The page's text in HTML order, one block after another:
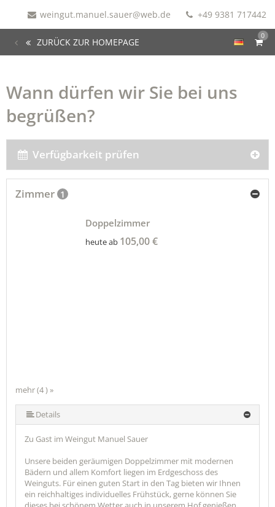
weingut.manuel.sauer@web.de +49 9381 717442
0
ZURÜCK ZUR HOMEPAGE
Wann dürfen wir Sie bei uns
begrüßen?
Verfügbarkeit prüfen
Zimmer 1
mehr (4 ) »
Doppelzimmer
heute ab 105,00 €
Details
Zu Gast im Weingut Manuel Sauer
Unsere beiden geräumigen Doppelzimmer mit modernen
Bädern und allem Komfort liegen im Erdgeschoss des
Weinguts. Für einen guten Start in den Tag bieten wir Ihnen
ein reichhaltiges individuelles Frühstück, gerne können Sie